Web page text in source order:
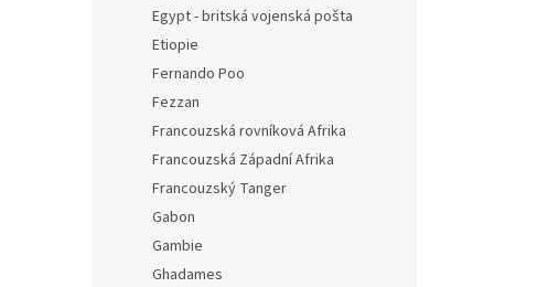
Egypt - britská vojenská pošta
Etiopie
Fernando Poo
Fezzan
Francouzská rovníková Afrika
Francouzská Západní Afrika
Francouzský Tanger
Gabon
Gambie
Ghadames